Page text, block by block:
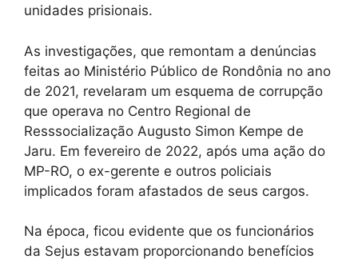
unidades prisionais.
As investigações, que remontam a denúncias
feitas ao Ministério Público de Rondônia no ano
de 2021, revelaram um esquema de corrupção
que operava no Centro Regional de
Resssocialização Augusto Simon Kempe de
Jaru. Em fevereiro de 2022, após uma ação do
MP-RO, o ex-gerente e outros policiais
implicados foram afastados de seus cargos.
Na época, ficou evidente que os funcionários
da Sejus estavam proporcionando benefícios